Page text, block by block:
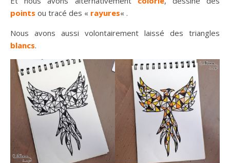
points ou tracé des « rayures« .
Nous avons aussi volontairement laissé des triangles
blancs.